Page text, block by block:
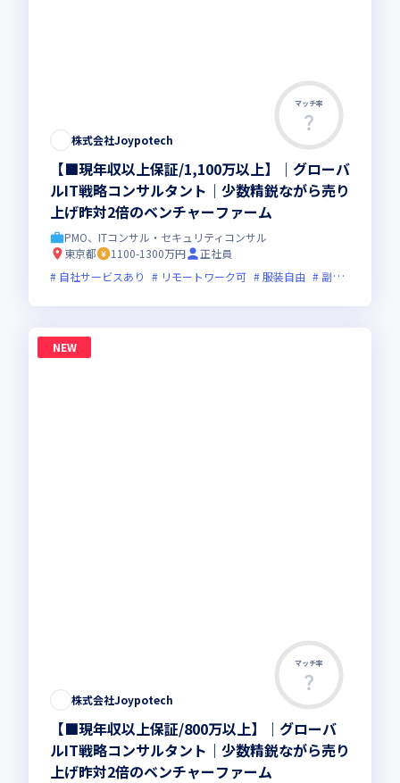
マッチ率
株式会社Joypotech
【■現年収以上保証/1,100万以上】｜グローバ
ルIT戦略コンサルタント｜少数精鋭ながら売り
上げ昨対2倍のベンチャーファーム
PMO、ITコンサル・セキュリティコンサル
東京都
1100-1300万円
正社員
自社サービスあり
リモートワーク可 服装自由 副業可
NEW
マッチ率
株式会社Joypotech
【■現年収以上保証/800万以上】｜グローバ
ルIT戦略コンサルタント｜少数精鋭ながら売り
上げ昨対2倍のベンチャーファーム